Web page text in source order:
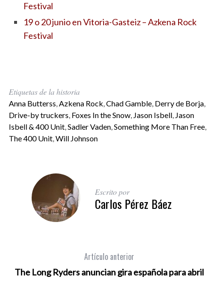
Festival
19 o 20 junio en Vitoria-Gasteiz – Azkena Rock
Festival
Etiquetas de la historia
Anna Butterss,Azkena Rock,Chad Gamble, Derry de Borja,
Drive-by truckers, Foxes In the Snow, Jason Isbell, Jason
Isbell & 400 Unit,Sadler Vaden,Something More Than Free,
The 400 Unit,Will Johnson
Escrito por
Carlos Pérez Báez
Artículo anterior
The Long Ryders anuncian gira española para abril